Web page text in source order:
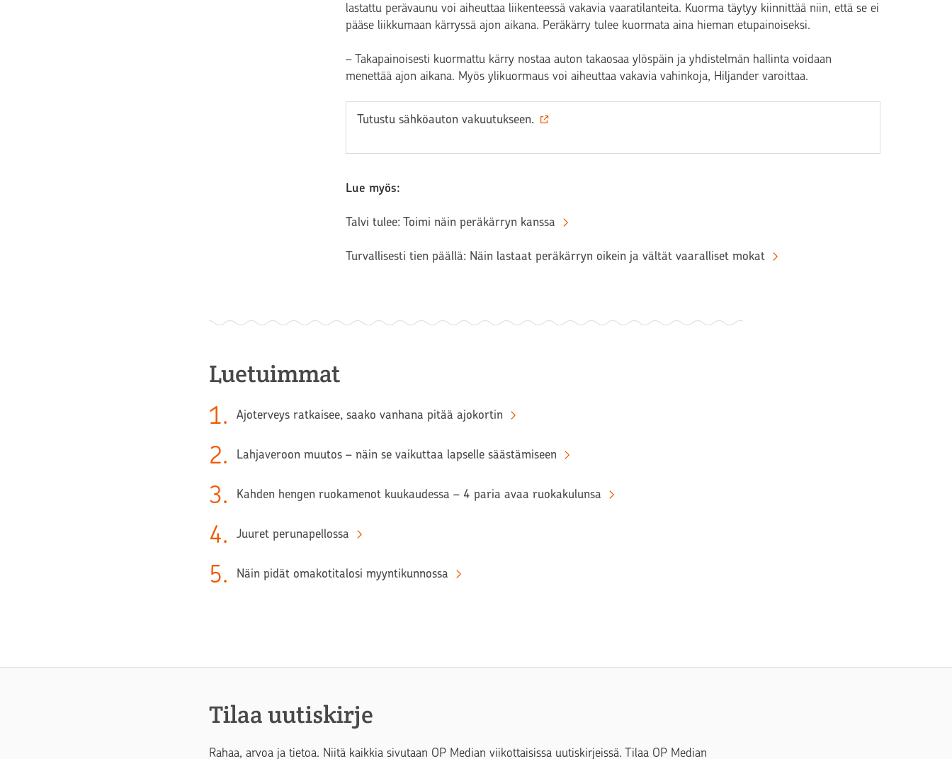
lastattu perävaunu voi aiheuttaa liikenteessä vakavia vaaratilanteita. Kuorma täytyy kiinnittää niin, että se ei
pääse liikkumaan kärryssä ajon aikana. Peräkärry tulee kuormata aina hieman etupainoiseksi.
– Takapainoisesti kuormattu kärry nostaa auton takaosaa ylöspäin ja yhdistelmän hallinta voidaan
menettää ajon aikana. Myös ylikuormaus voi aiheuttaa vakavia vahinkoja, Hiljander varoittaa.
Tutustu sähköauton vakuutukseen.
Lue myös:
Talvi tulee: Toimi näin peräkärryn kanssa
Turvallisesti tien päällä: Näin lastaat peräkärryn oikein ja vältät vaaralliset mokat
Luetuimmat
1. Ajoterveys ratkaisee, saako vanhana pitää ajokortin
2. Lahjaveroon muutos – näin se vaikuttaa lapselle säästämiseen
3. Kahden hengen ruokamenot kuukaudessa – 4 paria avaa ruokakulunsa
4. Juuret perunapellossa
5. Näin pidät omakotitalosi myyntikunnossa
Tilaa uutiskirje
Rahaa, arvoa ja tietoa. Niitä kaikkia sivutaan OP Median viikottaisissa uutiskirjeissä. Tilaa OP Median